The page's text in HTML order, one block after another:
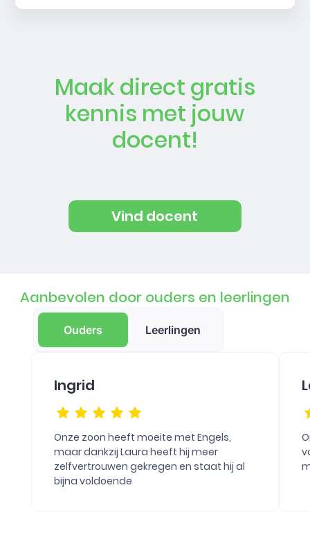
Maak direct gratis
kennis met jouw
docent!
Vind docent
Aanbevolen door ouders en leerlingen
Ouders Leerlingen
Ingrid
Onze zoon heeft moeite met Engels,
maar dankzij Laura heeft hij meer
zelfvertrouwen gekregen en staat hij al
bijna voldoende